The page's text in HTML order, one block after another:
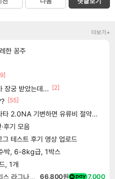
더보기+
한 꽁주
장궁 받았는데... [2]
[55]
변하면 유류비 절약이 얼마나 될까요..?
후기 모음
테스트 후기 영상 업로드
박, 6-8kg급, 1박스
, 1개
그랑블루 판타지 리링크 엔드리스 라그나로크 Granblue Fantasy Relink Endless Ragnarok 66,800원 7,000